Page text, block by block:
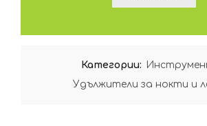
Категории:
Удължители за нокти и